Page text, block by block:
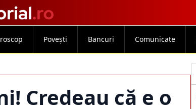
Povești Bancuri Comunicate
Credeau că e o